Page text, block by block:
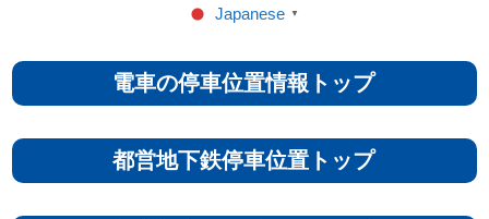
Japanese ▼
電車の停車位置情報トップ
都営地下鉄停車位置トップ